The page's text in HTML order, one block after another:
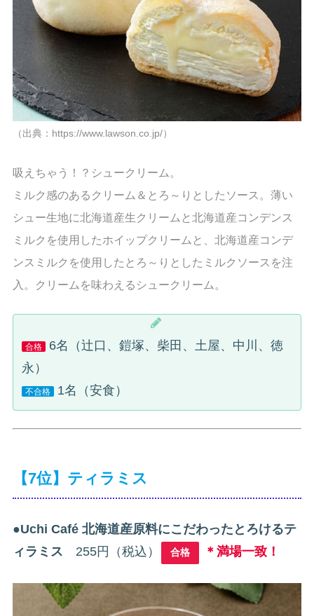
（出典：https://www.lawson.co.jp/）
吸えちゃう！？シュークリーム。
ミルク感のあるクリーム＆とろ～りとしたソース。薄い
シュー生地に北海道産生クリームと北海道産コンデンス
ミルクを使用したホイップクリームと、北海道産コンデ
ンスミルクを使用したとろ～りとしたミルクソースを注
入。クリームを味わえるシュークリーム。
合格
6名（辻口、鎧塚、柴田、土屋、中川、徳
永）
不合格 1名（安食）
【7位】ティラミス
●Uchi Café 北海道産原料にこだわったとろけるテ
ィラミス 255円（税込） 合格 ＊満場一致！